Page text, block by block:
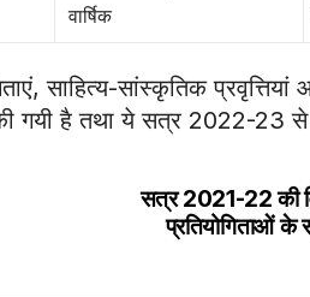
वार्षिक
साहित्य-सांस्कृतिक
गयी है तथा ये सत्र 2022-23 से
सत्र 2021-22 की
प्रतियोगिताओं के